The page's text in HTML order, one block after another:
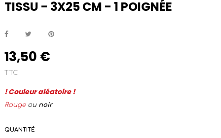
TISSU - 3X25 CM - 1 POIGNÉE
13,50 €
TTC
! Couleur aléatoire !
Rougeou noir
QUANTITÉ